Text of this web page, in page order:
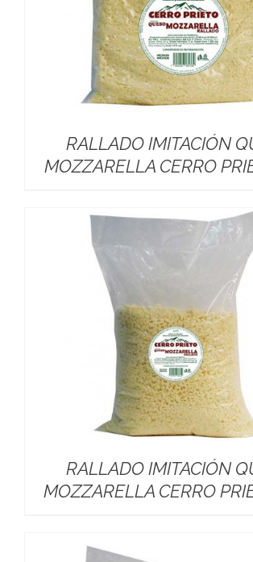
RALLADO IMITACIÓN
MOZZARELLA CERRO
RALLADO IMITACIÓN
MOZZARELLA CERRO